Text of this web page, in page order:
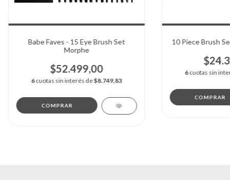
Babe Faves - 15 Eye Brush Set
Morphe
$52.499,00
6cuotas sin interés de$8.749,83
10 Piece Brush
6cuotas sin